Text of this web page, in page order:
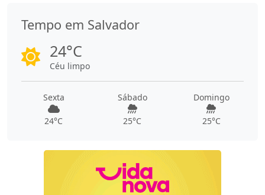
Tempo em Salvador
24°C
Céu limpo
Sexta
24°C
Sábado
25°C
Domingo
25°C